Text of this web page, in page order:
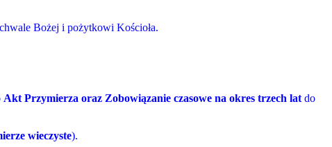
Bożej i pożytkowi Kościoła.
Akt Przymierza oraz Zobowiązanie czasowe na okres trzech lat do
wieczyste).